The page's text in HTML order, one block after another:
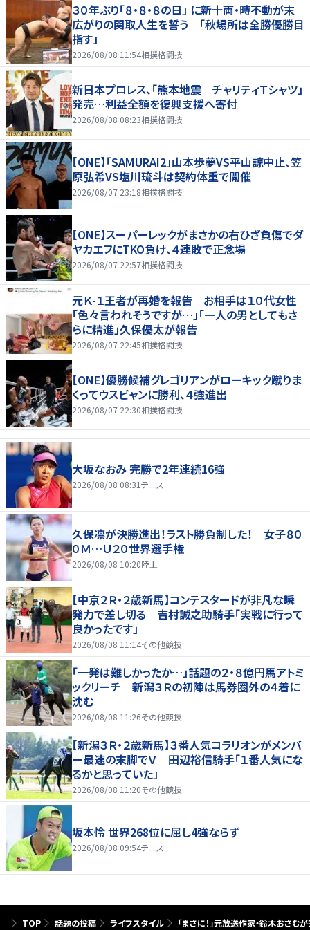
３０年ぶり「８・８・８の日」 に新十両・時不動が末
広がりの関取人生を誓う 「秋場所は全勝優勝目
指す」
2026/08/08 11:54相撲格闘技
新日本プロレス、「熊本地震 チャリティＴシャツ」
発売…利益全額を復興支援へ寄付
2026/08/08 08:23相撲格闘技
【ONE】「SAMURAI2」山本歩夢VS平山諒中止、笠
原弘希VS塩川琉斗は契約体重で開催
2026/08/07 23:18相撲格闘技
【ONE】スーパーレックがまさかの右ひざ負傷でダ
ヤカエフにTKO負け、４連敗で正念場
2026/08/07 22:57相撲格闘技
元Ｋ-１王者が再婚を報告 お相手は１０代女性
「色々言われそうですが…」「一人の男としてもさ
らに精進」久保優太が報告
2026/08/07 22:45相撲格闘技
【ONE】優勝候補グレゴリアンがローキック蹴りま
くってウスビャンに勝利、４強進出
2026/08/07 22:30相撲格闘技
大坂なおみ 完勝で2年連続16強
2026/08/08 08:31テニス
久保凛が決勝進出！ラスト勝負制した！ 女子８０
０Ｍ…Ｕ２０世界選手権
2026/08/08 10:20陸上
【中京２Ｒ・２歳新馬】コンテスタードが非凡な瞬
発力で差し切る 吉村誠之助騎手「実戦に行って
良かったです」
2026/08/08 11:14その他競技
「一発は難しかったか…」話題の２・８億円馬アトミ
ックリーチ 新潟３Ｒの初陣は馬券圏外の４着に
沈む
2026/08/08 11:26その他競技
【新潟３Ｒ・２歳新馬】３番人気コラリオンがメンバ
ー最速の末脚でＶ 田辺裕信騎手「１番人気にな
るかと思っていた」
2026/08/08 11:20その他競技
坂本怜 世界268位に屈し4強ならず
2026/08/08 09:54テニス
TOP 話題の投稿 ライフスタイル 「まさに！」元放送作家・鈴木おさ